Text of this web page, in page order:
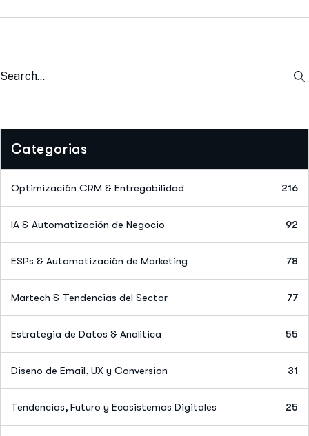
Categorias
Optimización CRM & Entregabilidad 216
IA & Automatización de Negocio 92
ESPs & Automatización de Marketing 78
Martech & Tendencias del Sector 77
Estrategia de Datos & Analítica 55
Diseno de Email, UX y Conversion 31
Tendencias, Futuro y Ecosistemas Digitales 25